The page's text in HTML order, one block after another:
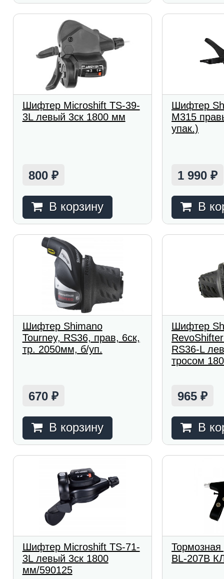
Шифтер Microshift TS-39-
3L левый 3ск 1800 мм
800 ₽
В корзину
Шифтер
M315
упак.)
1 990₽
В
Шифтер Shimano
Tourney, RS36, прав, 6ск,
тр. 2050мм, б/уп.
670 ₽
В корзину
Шифтер
RS36-L
тросом
965₽
В
Шифтер Microshift TS-71-
3L левый 3ск 1800
мм/590125
Тормозная
BL-207B